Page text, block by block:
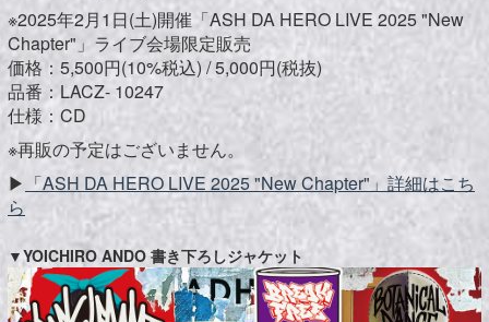
※2025年2月1日(土)開催「ASH DA HERO LIVE 2025 "New
Chapter"」ライブ会場限定販売
価格：5,500円(10%税込) / 5,000円(税抜)
品番：LACZ- 10247
仕様：CD
※再販の予定はございません。
▶︎ 「ASH DA HERO LIVE 2025 "New Chapter"」詳細はこち
ら
▼YOICHIRO ANDO 書き下ろしジャケット​